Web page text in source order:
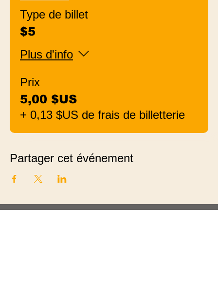
Type de billet
$5
Plus d'info
Prix
5,00 $US
+ 0,13 $US de frais de billetterie
Partager cet événement